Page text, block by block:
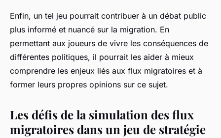
Enfin, un tel jeu pourrait contribuer à un débat public
plus informé et nuancé sur la migration. En
permettant aux joueurs de vivre les conséquences de
différentes politiques, il pourrait les aider à mieux
comprendre les enjeux liés aux flux migratoires et à
former leurs propres opinions sur ce sujet.
Les défis de la simulation des flux
migratoires dans un jeu de stratégie